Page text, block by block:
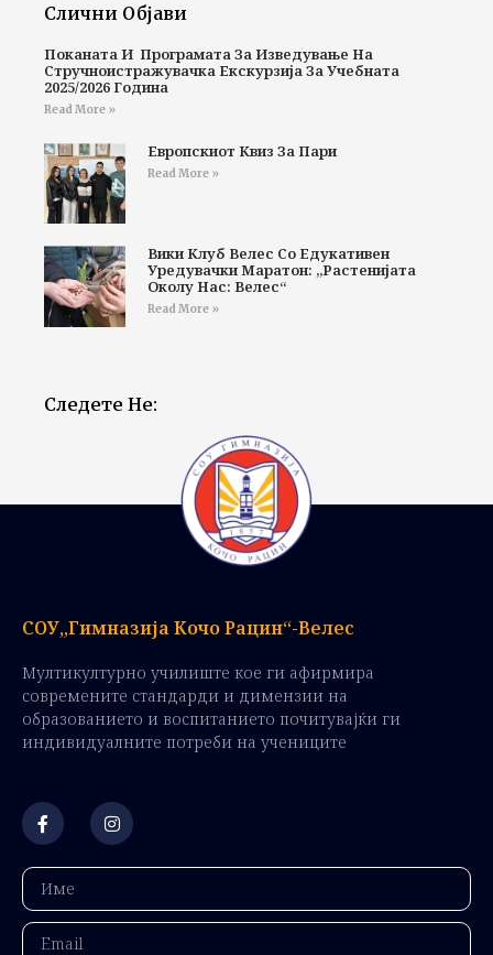
Слични Објави
Поканата И Програмата За Изведување На
Стручноистражувачка Екскурзија За Учебната
2025/2026 Година
Read More »
Европскиот Квиз За Пари
Read More »
Вики Клуб Велес Со Едукативен
Уредувачки Маратон: „Растенијата
Околу Нас: Велес“
Read More »
Следете Не:
СОУ„Гимназија Кочо Рацин“-Велес
Мултикултурно училиште кое ги афирмира
современите стандарди и димензии на
образованието и воспитанието почитувајќи ги
индивидуалните потреби на учениците